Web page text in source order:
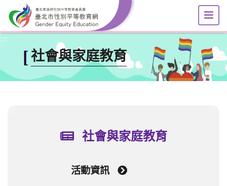
跳到主要內容區塊
:::
[ 社會與家庭教育
選
社會與家庭教育
活動資訊